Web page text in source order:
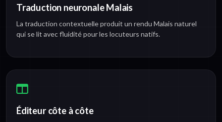
Traduction neuronale Malais
La traduction contextuelle produit un rendu Malais naturel
qui se lit avec fluidité pour les locuteurs natifs.
Éditeur côte à côte